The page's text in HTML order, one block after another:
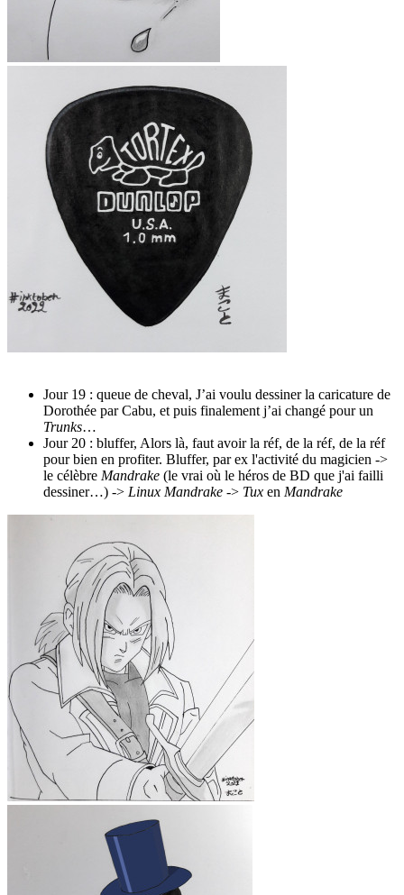
Jour 19 : queue de cheval, J’ai voulu dessiner la caricature de
Dorothée par Cabu, et puis finalement j’ai changé pour un
Trunks…
Jour 20 : bluffer, Alors là, faut avoir la réf, de la réf, de la réf
pour bien en profiter. Bluffer, par ex l'activité du magicien ->
le célèbre Mandrake (le vrai où le héros de BD que j'ai failli
dessiner…) -> Linux Mandrake -> Tux en Mandrake